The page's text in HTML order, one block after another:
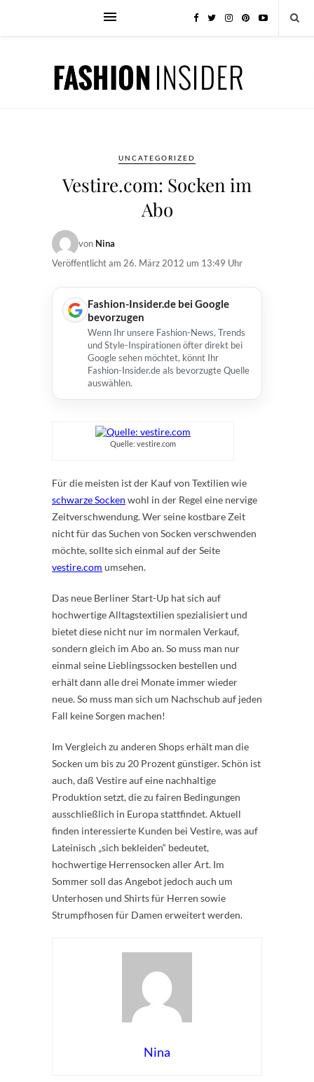
UNCATEGORIZED
Vestire.com: Socken im
Abo
von Nina
Veröffentlicht am 26. März 2012 um 13:49 Uhr
Fashion-Insider.de bei Google
bevorzugen
Wenn Ihr unsere Fashion-News, Trends
und Style-Inspirationen öfter direkt bei
Google sehen möchtet, könnt Ihr
Fashion-Insider.de als bevorzugte Quelle
auswählen.
Quelle: vestire.com
Für die meisten ist der Kauf von Textilien wie
schwarze Socken wohl in der Regel eine nervige
Zeitverschwendung. Wer seine kostbare Zeit
nicht für das Suchen von Socken verschwenden
möchte, sollte sich einmal auf der Seite
vestire.com umsehen.
Das neue Berliner Start-Up hat sich auf
hochwertige Alltagstextilien spezialisiert und
bietet diese nicht nur im normalen Verkauf,
sondern gleich im Abo an. So muss man nur
einmal seine Lieblingssocken bestellen und
erhält dann alle drei Monate immer wieder
neue. So muss man sich um Nachschub auf jeden
Fall keine Sorgen machen!
Im Vergleich zu anderen Shops erhält man die
Socken um bis zu 20 Prozent günstiger. Schön ist
auch, daß Vestire auf eine nachhaltige
Produktion setzt, die zu fairen Bedingungen
ausschließlich in Europa stattfindet. Aktuell
finden interessierte Kunden bei Vestire, was auf
Lateinisch „sich bekleiden“ bedeutet,
hochwertige Herrensocken aller Art. Im
Sommer soll das Angebot jedoch auch um
Unterhosen und Shirts für Herren sowie
Strumpfhosen für Damen erweitert werden.
Nina